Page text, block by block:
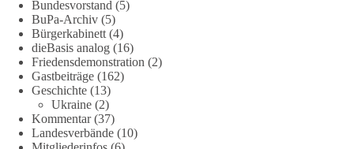
#dieBasis #Corona #Aufarbeitung
#Vertrauen
36 60
DieBasis
Bundesvorstand (5)
BuPa-Archiv (5)
Bürgerkabinett (4)
dieBasis analog (16)
Friedensdemonstration (2)
Gastbeiträge (162)
Geschichte (13)
Ukraine (2)
Kommentar(37)
Landesverbände (10)